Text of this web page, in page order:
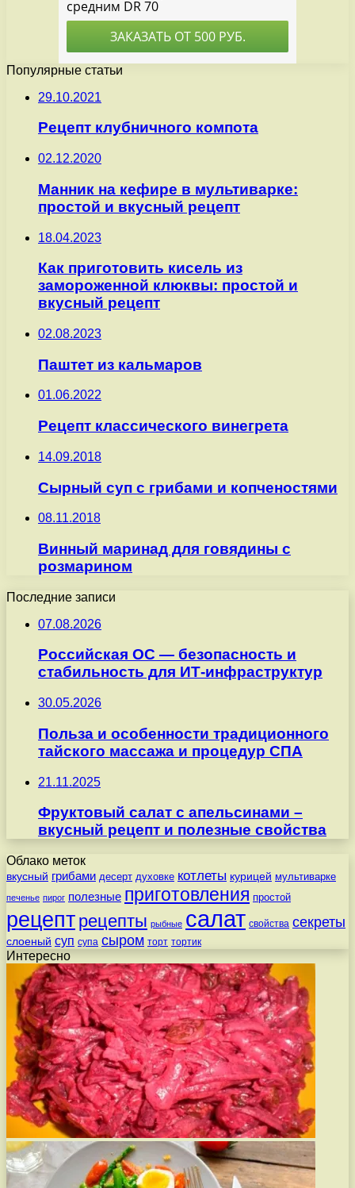
Популярные статьи
29.10.2021
Рецепт клубничного компота
02.12.2020
Манник на кефире в мультиварке:
простой и вкусный рецепт
18.04.2023
Как приготовить кисель из
замороженной клюквы: простой и
вкусный рецепт
02.08.2023
Паштет из кальмаров
01.06.2022
Рецепт классического винегрета
14.09.2018
Сырный суп с грибами и копченостями
08.11.2018
Винный маринад для говядины с
розмарином
Последние записи
07.08.2026
Российская ОС — безопасность и
стабильность для ИТ-инфраструктур
30.05.2026
Польза и особенности традиционного
тайского массажа и процедур СПА
21.11.2025
Фруктовый салат с апельсинами –
вкусный рецепт и полезные свойства
Облако меток
вкусный грибами десерт духовке котлеты курицей мультиварке
печенье пирог полезные приготовления простой
рецепт рецепты рыбные салат свойства секреты
слоеный суп супа сыром торт тортик
Интересно